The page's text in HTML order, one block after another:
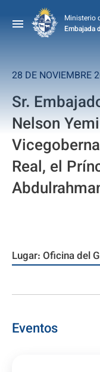
Ministerio
Embajada
28 DE NOVIEMBRE
Sr.
Nelson
Real, el
Lugar: Oficina del
Eventos